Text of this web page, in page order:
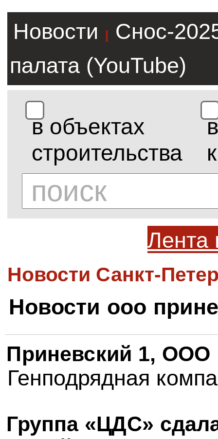
Новости |
Снос-
палата (YouTube)
в объектах
строительства
в
Лента
Новости Санкт-
Новости ооо
Приневский 1, ООО
Генподрядная
Группа «ЦДС»